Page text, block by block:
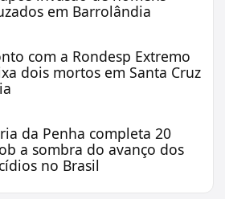
em Barrolândia
com a Rondesp Extremo
dois mortos em Santa Cruz
da Penha completa 20
a sombra do avanço dos
no Brasil